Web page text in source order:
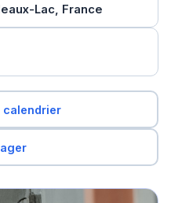
Lac, France
calendrier